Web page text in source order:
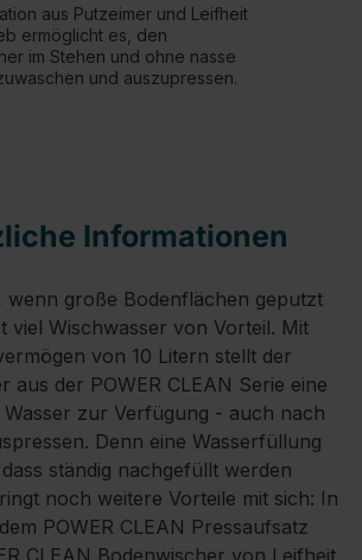
aus Putzeimer und Leifheit
ermöglicht es, den
im Stehen und ohne nasse
und auszupressen.
Informationen
wenn große Bodenflächen geputzt
viel Wischwasser von Vorteil. Mit
von 10 Litern stellt der
aus der POWER CLEAN Serie eine
zur Verfügung - auch nach
Denn eine Wasserfüllung
ständig nachgefüllt werden
noch weitere Vorteile mit sich: In
POWER CLEAN Pressaufsatz
CLEAN Bodenwischer von Leifheit